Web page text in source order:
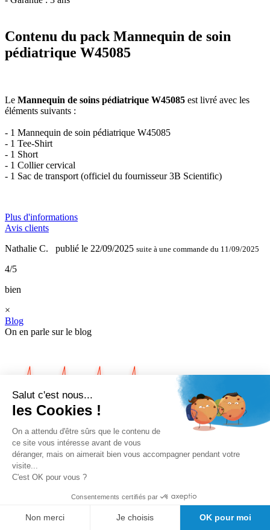
Contenu du pack Mannequin de soin
pédiatrique W45085
Le Mannequin de soins pédiatrique W45085 est livré avec les
éléments suivants :
- 1 Mannequin de soin pédiatrique W45085
- 1 Tee-Shirt
- 1 Short
- 1 Collier cervical
- 1 Sac de transport (officiel du fournisseur 3B Scientific)
Plus d'informations
Avis clients
Nathalie C.
publié le 22/09/2025 suite à une commande du 11/09/2025
4/5
bien
×
Blog
On en parle sur le blog
Le massage
cardiaque
Salut c'est nous...
les Cookies !
On a attendu d'être sûrs que le contenu de
ce site vous intéresse avant de vous
déranger, mais on aimerait bien vous accompagner pendant votre
visite...
C'est OK pour vous ?
Consentements certifiés par
Non merci Je choisis OK pour moi